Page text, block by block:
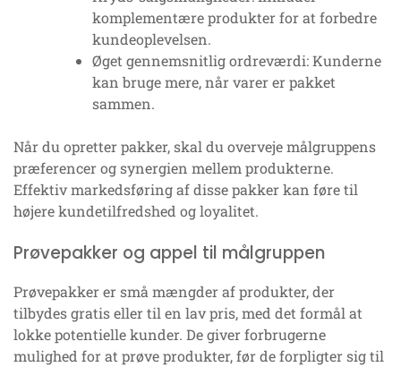
komplementære produkter for at forbedre
kundeoplevelsen.
Øget gennemsnitlig ordreværdi: Kunderne
kan bruge mere, når varer er pakket
sammen.
Når du opretter pakker, skal du overveje målgruppens
præferencer og synergien mellem produkterne.
Effektiv markedsføring af disse pakker kan føre til
højere kundetilfredshed og loyalitet.
Prøvepakker og appel til målgruppen
Prøvepakker er små mængder af produkter, der
tilbydes gratis eller til en lav pris, med det formål at
lokke potentielle kunder. De giver forbrugerne
mulighed for at prøve produkter, før de forpligter sig til